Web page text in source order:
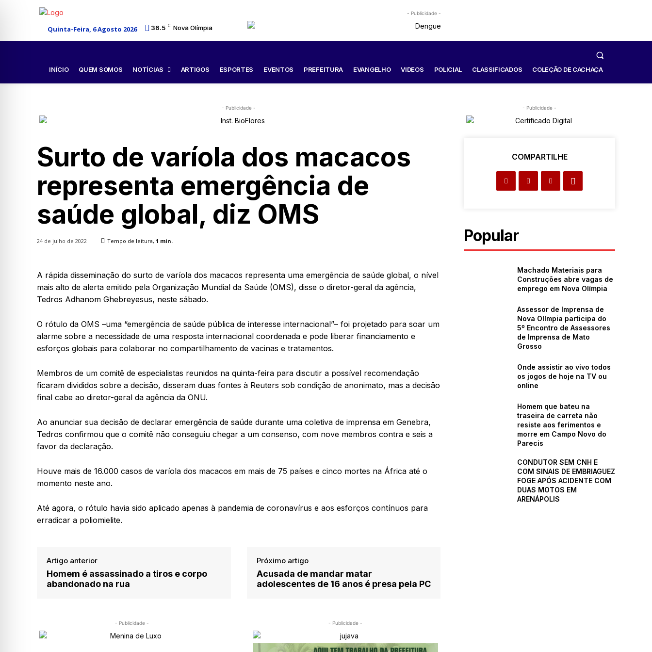
Quinta-Feira, 6 Agosto 2026 36.5 C Nova Olímpia
- Publicidade -
INÍCIO QUEM SOMOS NOTÍCIAS ARTIGOS ESPORTES EVENTOS PREFEITURA EVANGELHO VIDEOS POLICIAL CLASSIFICADOS COLEÇÃO DE CACHAÇA
- Publicidade -
Surto de varíola dos macacos
representa emergência de
saúde global, diz OMS
24 de julho de 2022 Tempo de leitura, 1 min.
A rápida disseminação do surto de varíola dos macacos representa uma emergência de saúde global, o nível
mais alto de alerta emitido pela Organização Mundial da Saúde (OMS), disse o diretor-geral da agência,
Tedros Adhanom Ghebreyesus, neste sábado.
O rótulo da OMS –uma “emergência de saúde pública de interesse internacional”– foi projetado para soar um
alarme sobre a necessidade de uma resposta internacional coordenada e pode liberar financiamento e
esforços globais para colaborar no compartilhamento de vacinas e tratamentos.
Membros de um comitê de especialistas reunidos na quinta-feira para discutir a possível recomendação
ficaram divididos sobre a decisão, disseram duas fontes à Reuters sob condição de anonimato, mas a decisão
final cabe ao diretor-geral da agência da ONU.
Ao anunciar sua decisão de declarar emergência de saúde durante uma coletiva de imprensa em Genebra,
Tedros confirmou que o comitê não conseguiu chegar a um consenso, com nove membros contra e seis a
favor da declaração.
Houve mais de 16.000 casos de varíola dos macacos em mais de 75 países e cinco mortes na África até o
momento neste ano.
Até agora, o rótulo havia sido aplicado apenas à pandemia de coronavírus e aos esforços contínuos para
erradicar a poliomielite.
Artigo anterior
Homem é assassinado a tiros e corpo
abandonado na rua
Próximo artigo
Acusada de mandar matar
adolescentes de 16 anos é presa pela PC
- Publicidade - - Publicidade -
- Publicidade -
COMPARTILHE
Popular
Machado Materiais para
Construções abre vagas de
emprego em Nova Olímpia
Assessor de Imprensa de
Nova Olímpia participa do
5º Encontro de Assessores
de Imprensa de Mato
Grosso
Onde assistir ao vivo todos
os jogos de hoje na TV ou
online
Homem que bateu na
traseira de carreta não
resiste aos ferimentos e
morre em Campo Novo do
Parecis
CONDUTOR SEM CNH E
COM SINAIS DE EMBRIAGUEZ
FOGE APÓS ACIDENTE COM
DUAS MOTOS EM
ARENÁPOLIS